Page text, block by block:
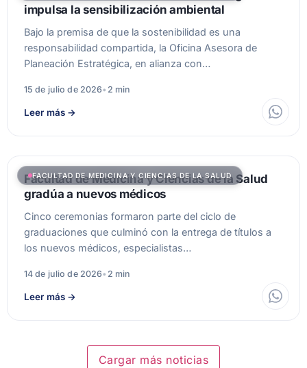
impulsa la sensibilización ambiental
Bajo la premisa de que la sostenibilidad es una
responsabilidad compartida, la Oficina Asesora de
Planeación Estratégica, en alianza con…
15 de julio de 2026• 2 min
Leer más →
FACULTAD DE MEDICINA Y CIENCIAS DE LA SALUD
Facultad de Medicina y Ciencias de la Salud
gradúa a nuevos médicos
Cinco ceremonias formaron parte del ciclo de
graduaciones que culminó con la entrega de títulos a
los nuevos médicos, especialistas…
14 de julio de 2026• 2 min
Leer más →
Cargar más noticias